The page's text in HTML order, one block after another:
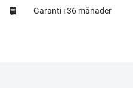
Garanti i 36 månader